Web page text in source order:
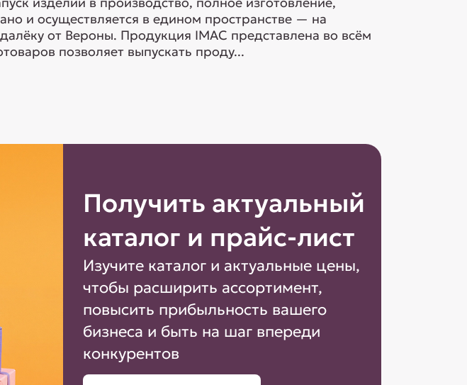
и осуществляется в едином пространстве — на
от Вероны. Продукция IMAC представлена во всём
позволяет выпускать проду...
Получить актуальный
каталог и прайс-лист
Изучите каталог и актуальные цены,
чтобы расширить ассортимент,
повысить прибыльность вашего
бизнеса и быть на шаг впереди
конкурентов